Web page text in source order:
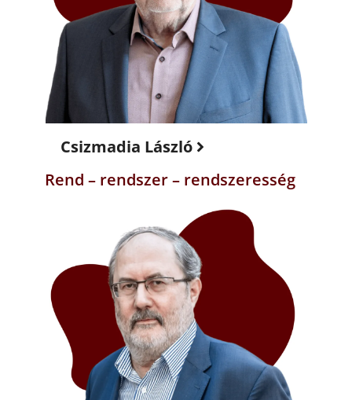
Csizmadia László
Rend – rendszer – rendszeresség